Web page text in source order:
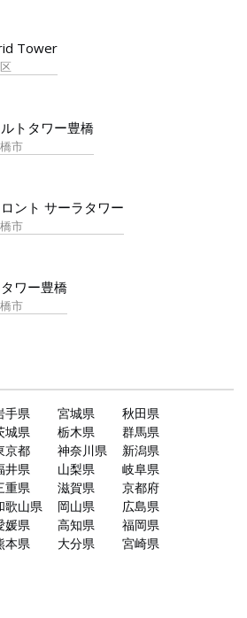
Tower
トタワー豊橋
市
ント サーラタワー
市
ワー豊橋
市
手県 宮城県
秋田県
城県 栃木県
群馬県
京都 神奈川県
新潟県
井県 山梨県
岐阜県
重県 滋賀県
京都府
歌山県 岡山県
広島県
媛県 高知県
福岡県
本県 大分県
宮崎県